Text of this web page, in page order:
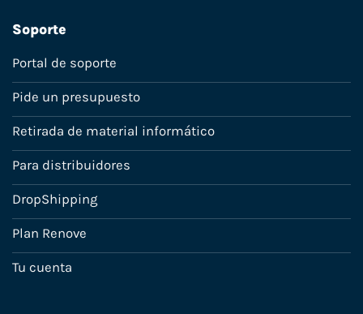
Soporte
Portal de soporte
Pide un presupuesto
Retirada de material informático
Para distribuidores
DropShipping
Plan Renove
Tu cuenta